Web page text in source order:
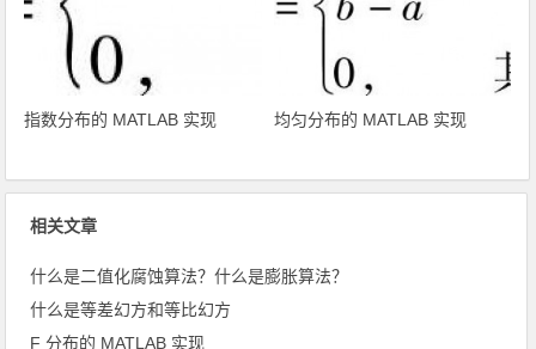
指数分布的 MATLAB 实现 均匀分布的 MATLAB 实现
相关文章
什么是二值化腐蚀算法？什么是膨胀算法？
什么是等差幻方和等比幻方
F 分布的 MATLAB 实现